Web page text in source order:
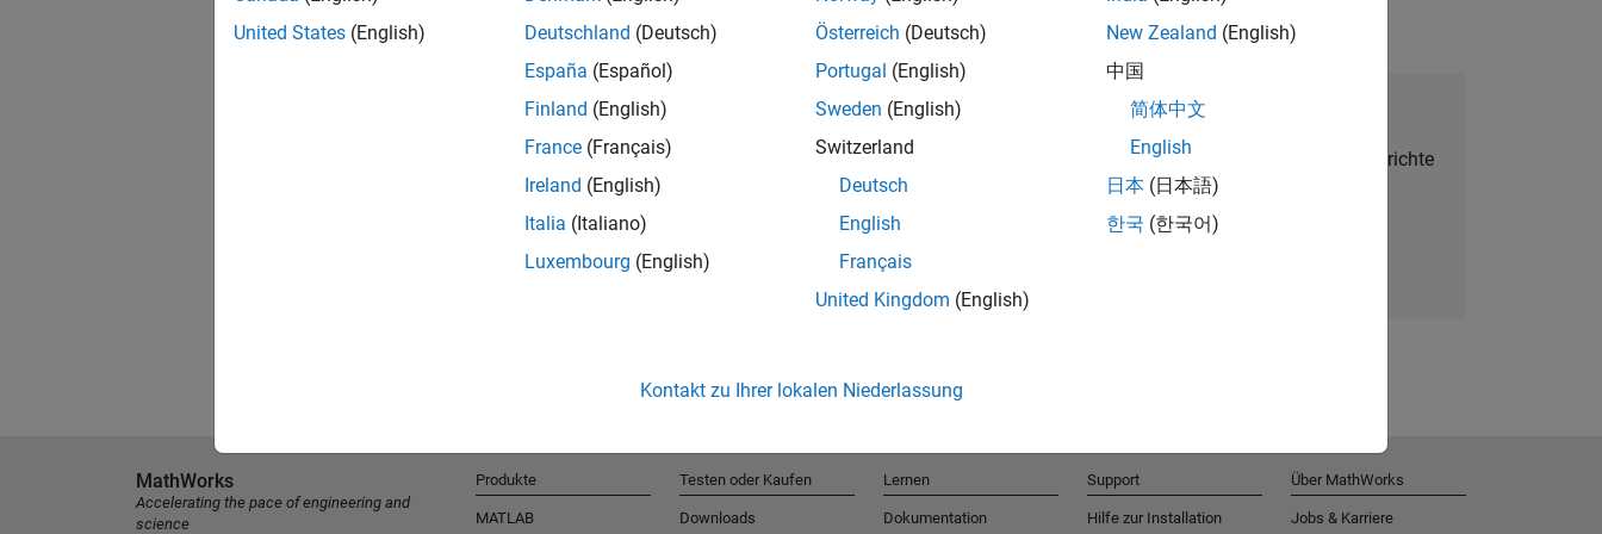
Talent Network beitreten
Erhalten Sie personalisierte Stellenangebote, Berichte
und Unternehmensneuigkeiten.
United States (English)
Deutschland (Deutsch)
España (Español)
Finland (English)
France (Français)
Ireland (English)
Italia (Italiano)
Luxembourg (English)
Österreich (Deutsch)
Portugal (English)
Sweden (English)
Switzerland
Deutsch
English
Français
United Kingdom (English)
New Zealand (English)
中国
简体中文
English
日本 (日本語)
한국 (한국어)
Kontakt zu Ihrer lokalen Niederlassung
MathWorks
Accelerating the pace of engineering and
science
Produkte
MATLAB
Testen oder Kaufen
Downloads
Lernen
Dokumentation
Support
Hilfe zur Installation
Über MathWorks
Jobs & Karriere